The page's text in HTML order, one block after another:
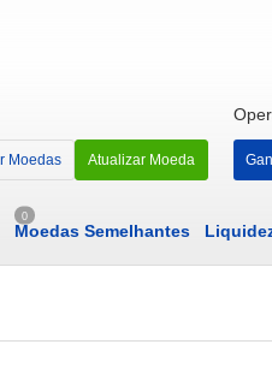
Moedas Atualizar Moeda
0
Moedas Semelhantes